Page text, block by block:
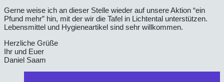
Gerne weise ich an dieser Stelle wieder auf unsere Aktion “ein
Pfund mehr” hin, mit der wir die Tafel in Lichtental unterstützen.
Lebensmittel und Hygieneartikel sind sehr willkommen.
Herzliche Grüße
Ihr und Euer
Daniel Saam